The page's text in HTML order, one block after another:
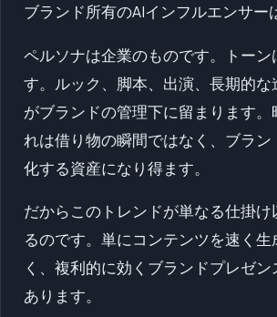
ブランド所有のAIインフルエンサー
ペルソナは企業のものです。トー
す。ルック、脚本、出演、長期的
がブランドの管理下に留まります
れは借り物の瞬間ではなく、ブラン
化する資産になり得ます。
だからこのトレンドが単なる仕掛
るのです。単にコンテンツを速く
く、複利的に効くブランドプレゼ
あります。